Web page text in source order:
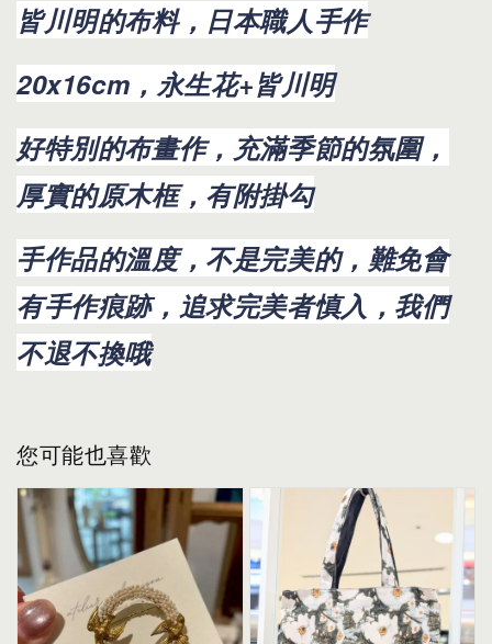
皆川明的布料，日本職人手作
20x16cm，永生花+皆川明
好特別的布畫作，充滿季節的氛圍，
厚實的原木框，有附掛勾
手作品的溫度，不是完美的，難免會
有手作痕跡，追求完美者慎入，我們
不退不換哦
您可能也喜歡